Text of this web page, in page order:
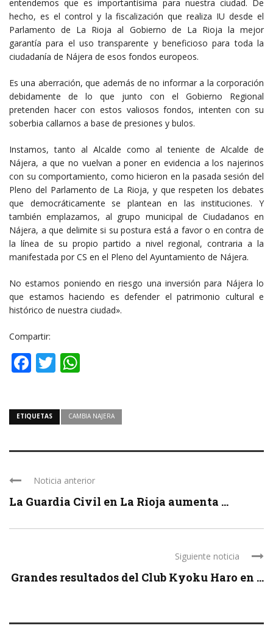
entendemos que es importantísima para nuestra ciudad. De
hecho, es el control y la fiscalización que realiza IU desde el
Parlamento de La Rioja al Gobierno de La Rioja la mejor
garantía para el uso transparente y beneficioso para toda la
ciudadanía de Nájera de esos fondos europeos.
Es una aberración, que además de no informar a la corporación
debidamente de lo que junto con el Gobierno Regional
pretenden hacer con estos valiosos fondos, intenten con su
soberbia callarnos a base de presiones y bulos.
Instamos, tanto al Alcalde como al teniente de Alcalde de
Nájera, a que no vuelvan a poner en evidencia a los najerinos
con su comportamiento, como hicieron en la pasada sesión del
Pleno del Parlamento de La Rioja, y que respeten los debates
que democráticamente se plantean en las instituciones. Y
también emplazamos, al grupo municipal de Ciudadanos en
Nájera, a que delimite si su postura está a favor o en contra de
la línea de su propio partido a nivel regional, contraria a la
manifestada por CS en el Pleno del Ayuntamiento de Nájera.
No estamos poniendo en riesgo una inversión para Nájera lo
que estamos haciendo es defender el patrimonio cultural e
histórico de nuestra ciudad».
Compartir:
Facebook
Twitter
ETIQUETAS CAMBIA NAJERA
Noticia anterior
La Guardia Civil en La Rioja aumenta ...
Siguiente noticia
Grandes resultados del Club Kyoku Haro en ...